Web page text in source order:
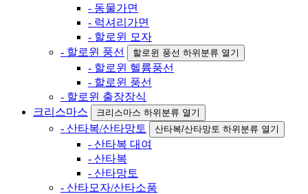
- 동물가면
- 럭셔리가면
- 할로윈 모자
- 할로윈 풍선
할로윈 풍선 하위분류 열기
- 할로윈 헬륨풍선
- 할로윈 풍선
- 할로윈 출장장식
크리스마스
크리스마스 하위분류 열기
- 산타복/산타망토 산타복/산타망토 하위분류 열기
- 산타복 대여
- 산타복
- 산타망토
- 산타모자/산타소품